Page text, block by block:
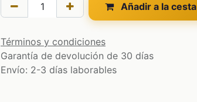
Añadir a la cesta
Términos y condiciones
Garantía de devolución de 30 días
Envío: 2-3 días laborables